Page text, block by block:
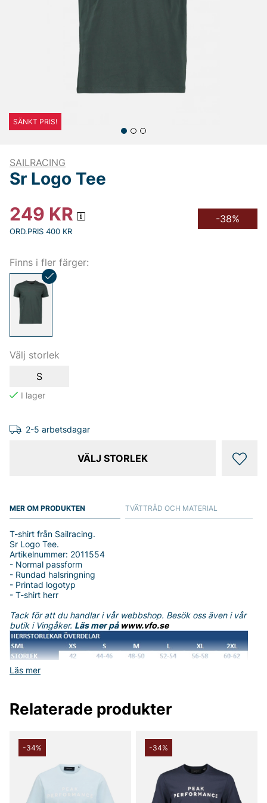
SÄNKT PRIS!
SAILRACING
Sr Logo Tee
249 KR
ORD.PRIS 400 KR
-38%
Finns i fler färger:
Välj storlek
S
2-5 arbetsdagar
VÄLJ STORLEK
MER OM PRODUKTEN
Läs mer
T-shirt från Sailracing.
Sr Logo Tee.
Artikelnummer: 2011554
- Normal passform
- Rundad halsringning
- Printad logotyp
- T-shirt herr
Tack för att du handlar i vår webbshop. Besök oss även i vår
butik i Vingåker. Läs mer på www.vfo.se
TVÄTTRÅD OCH MATERIAL
Relaterade produkter
-34% -34%